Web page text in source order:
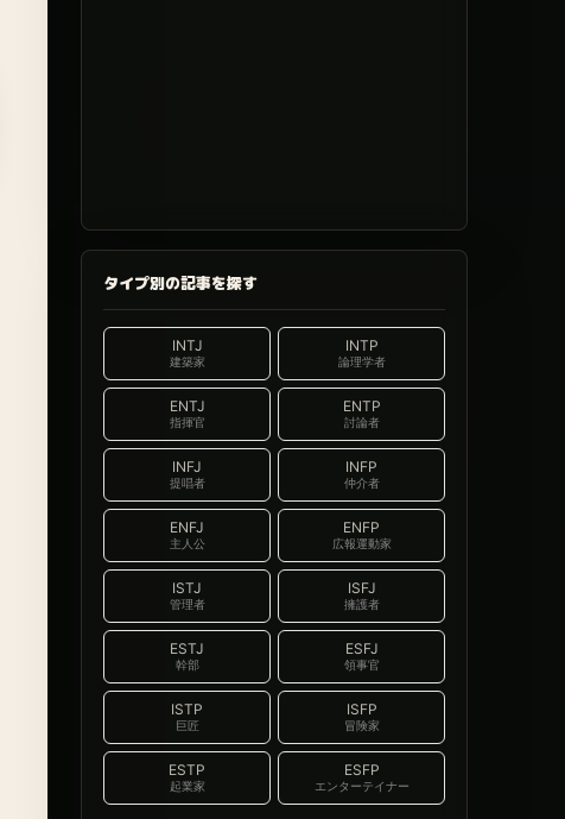
タイプ別の記事を探す
INTJ
建築家
INTP
論理学者
ENTJ
指揮官
ENTP
討論者
INFJ
提唱者
INFP
仲介者
ENFJ
主人公
ENFP
広報運動家
ISTJ
管理者
ISFJ
擁護者
ESTJ
幹部
ESFJ
領事官
ISTP
巨匠
ISFP
冒険家
ESTP
起業家
ESFP
エンターテイナー